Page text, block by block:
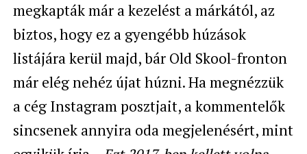
megkapták már a kezelést a márkától, az
biztos, hogy ez a gyengébb húzások
listájára kerül majd, bár Old Skool-fronton
már elég nehéz újat húzni. Ha megnézzük
a cég Instagram posztjait, a kommentelők
sincsenek annyira oda megjelenésért, mint